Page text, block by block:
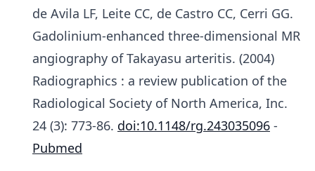
de Avila LF, Leite CC, de Castro CC, Cerri GG.
Gadolinium-enhanced three-dimensional MR
angiography of Takayasu arteritis. (2004)
Radiographics : a review publication of the
Radiological Society of North America, Inc.
24 (3): 773-86. doi:10.1148/rg.243035096 -
Pubmed